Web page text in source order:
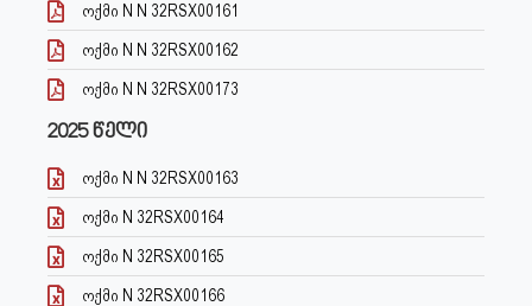
ოქმი N N 32RSX00161
ოქმი N N 32RSX00162
ოქმი N N 32RSX00173
2025 წელი
ოქმი N N 32RSX00163
ოქმი N 32RSX00164
ოქმი N 32RSX00165
ოქმი N 32RSX00166